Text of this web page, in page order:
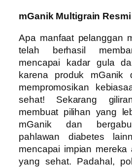
mGanik Multigrain Resmi
Apa manfaat pelanggan
telah berhasil
mencapai kadar gula
karena produk mGanik
mempromosikan
sehat! Sekarang
membuat pilihan yang
mGanik dan
pahlawan diabetes
mencapai impian mereka
yang sehat. Padahal,